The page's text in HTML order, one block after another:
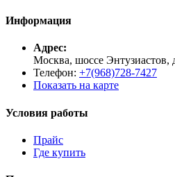
Информация
Адрес:
Москва, шоссе Энтузиастов,
Телефон: +7(968)728-7427
Показать на карте
Условия работы
Прайс
Где купить